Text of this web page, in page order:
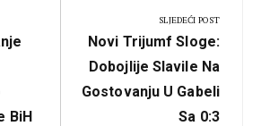
BiH
SLJEDEĆI POST
Next
Post:
Novi Trijumf Sloge:
Dobojlije Slavile Na
Gostovanju U Gabeli
Sa 0:3